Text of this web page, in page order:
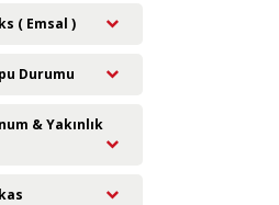
( Emsal )
Durumu
& Yakınlık